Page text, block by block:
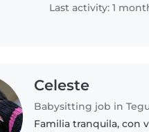
Last activity: 1
Celeste
Babysitting job in
Familia tranquila, con